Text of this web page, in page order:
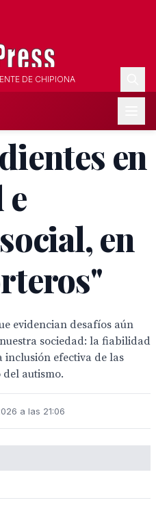
DE CHIPIONA
en
en
evidencian desafíos aún
sociedad: la fiabilidad
efectiva de las
autismo.
a las 21:06